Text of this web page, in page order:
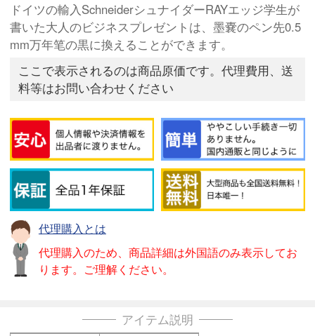
ドイツの輸入SchneiderシュナイダーRAYエッジ学生が
書いた大人のビジネスプレゼントは、墨嚢のペン先0.5
mm万年笔の黒に換えることができます。
ここで表示されるのは商品原価です。代理費用、送
料等はお問い合わせください
代理購入とは
代理購入のため、商品詳細は外国語のみ表示してお
ります。ご理解ください。
アイテム説明